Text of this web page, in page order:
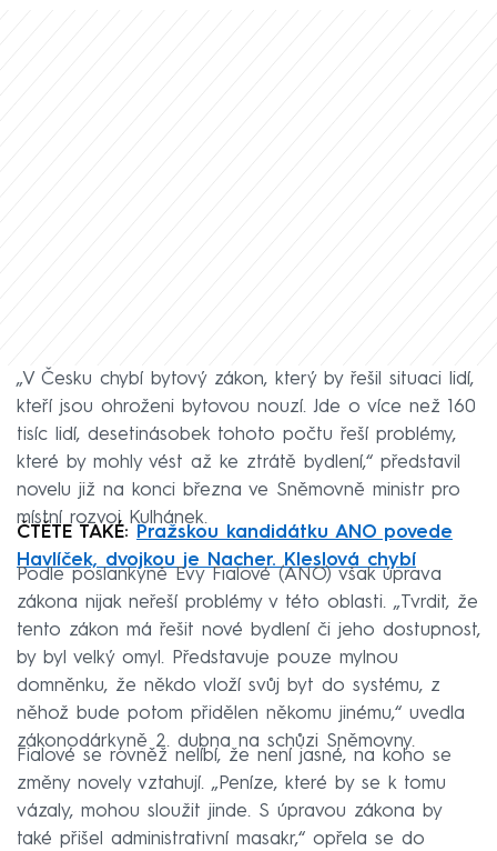
„V Česku chybí bytový zákon, který by řešil situaci lidí,
kteří jsou ohroženi bytovou nouzí. Jde o více než 160
tisíc lidí, desetinásobek tohoto počtu řeší problémy,
které by mohly vést až ke ztrátě bydlení,“ představil
novelu již na konci března ve Sněmovně ministr pro
místní rozvoj Kulhánek.
ČTĚTE TAKÉ:
Pražskou kandidátku ANO povede
Havlíček, dvojkou je Nacher. Kleslová chybí
Podle poslankyně Evy Fialové (ANO) však úprava
zákona nijak neřeší problémy v této oblasti. „Tvrdit, že
tento zákon má řešit nové bydlení či jeho dostupnost,
by byl velký omyl. Představuje pouze mylnou
domněnku, že někdo vloží svůj byt do systému, z
něhož bude potom přidělen někomu jinému,“ uvedla
zákonodárkyně 2. dubna na schůzi Sněmovny.
Fialové se rovněž nelíbí, že není jasné, na koho se
změny novely vztahují. „Peníze, které by se k tomu
vázaly, mohou sloužit jinde. S úpravou zákona by
také přišel administrativní masakr,“ opřela se do